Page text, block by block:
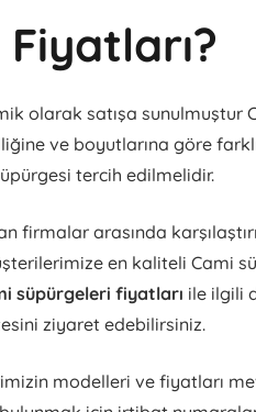
olarak satışa sunulmuştur
ve boyutlarına göre
tercih edilmelidir.
firmalar arasında
en kaliteli Cami
süpürgeleri fiyatları ile ilgili
ziyaret edebilirsiniz.
modelleri ve fiyatları